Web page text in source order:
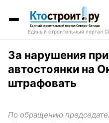
Единый строительный портал
За нарушения
автостоянки на
штрафовать
По обращению